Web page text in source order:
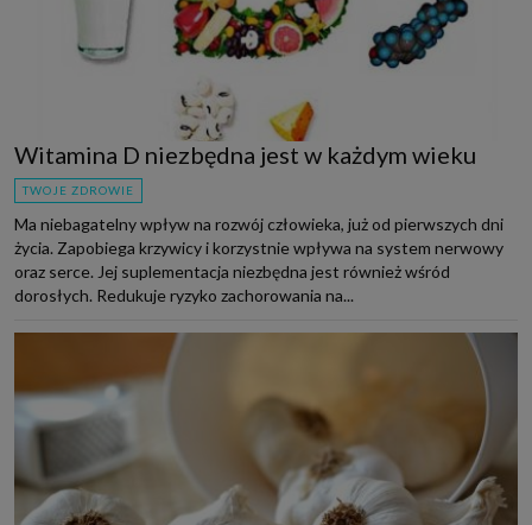
Witamina D niezbędna jest w każdym wieku
TWOJE ZDROWIE
Ma niebagatelny wpływ na rozwój człowieka, już od pierwszych dni
życia. Zapobiega krzywicy i korzystnie wpływa na system nerwowy
oraz serce. Jej suplementacja niezbędna jest również wśród
dorosłych. Redukuje ryzyko zachorowania na...